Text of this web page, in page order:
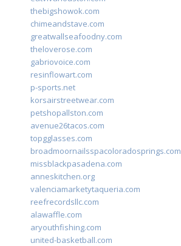
thebigshowok.com
chimeandstave.com
greatwallseafoodny.com
theloverose.com
gabriovoice.com
resinflowart.com
p-sports.net
korsairstreetwear.com
petshopallston.com
avenue26tacos.com
topgglasses.com
broadmoornailsspacoloradosprings.com
missblackpasadena.com
anneskitchen.org
valenciamarketytaqueria.com
reefrecordsllc.com
alawaffle.com
aryouthfishing.com
united-basketball.com